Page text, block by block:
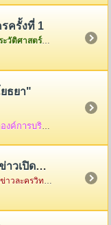
ครั้งที่ 1
หลังจากไปเที่ยวย้อนรอยละครอิงประวัติศาสตร์ที่จังหวัดพระนครศรีอยุธยาครั้งแรกกันกลับมาแล้ว ก็เอาภาพกลับมาให้ดูเล่าสู่กันฟัง ใครเป็นใครก็ดูกันเอาเองก็แล้วกันนะคะ
ธยา"
ห่งอโยธยา"
เปิดตัวกันไปแล้วสำหรับงาน แถลงข่าวละครวิทยุอิงประวัติศาสตร์ ชุด " มหากาพย์แห่งอโยธยา" ณ คุ้มขุนแผน จังหวัดพระนครศรีอยุธยา ซึ่งในงานมีแขกรับเชิญผู้เกียรติมาร่วมงานกันคับคั่ง พร้อมด้วยเหล่าทีมงานและแฟนละครอีกมากมาย...